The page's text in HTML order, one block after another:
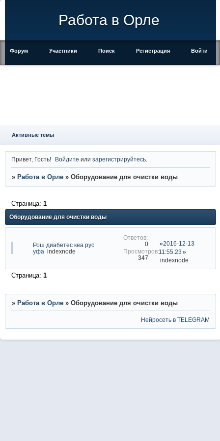
Работа в Орле
Форум Участники Поиск Регистрация Войти
Активные темы
Привет, Гость! Войдите илизарегистрируйтесь
» Работа в Орле » Оборудование для очистки воды
Оборудование для очистки воды
Страница: 1
Рош диабетес кеа рус
уфа indexnode
0
347
2016-12-13
11:55:23
indexnode
Страница: 1
» Работа в Орле » Оборудование для очистки воды
Нейросеть в TELEGRAM